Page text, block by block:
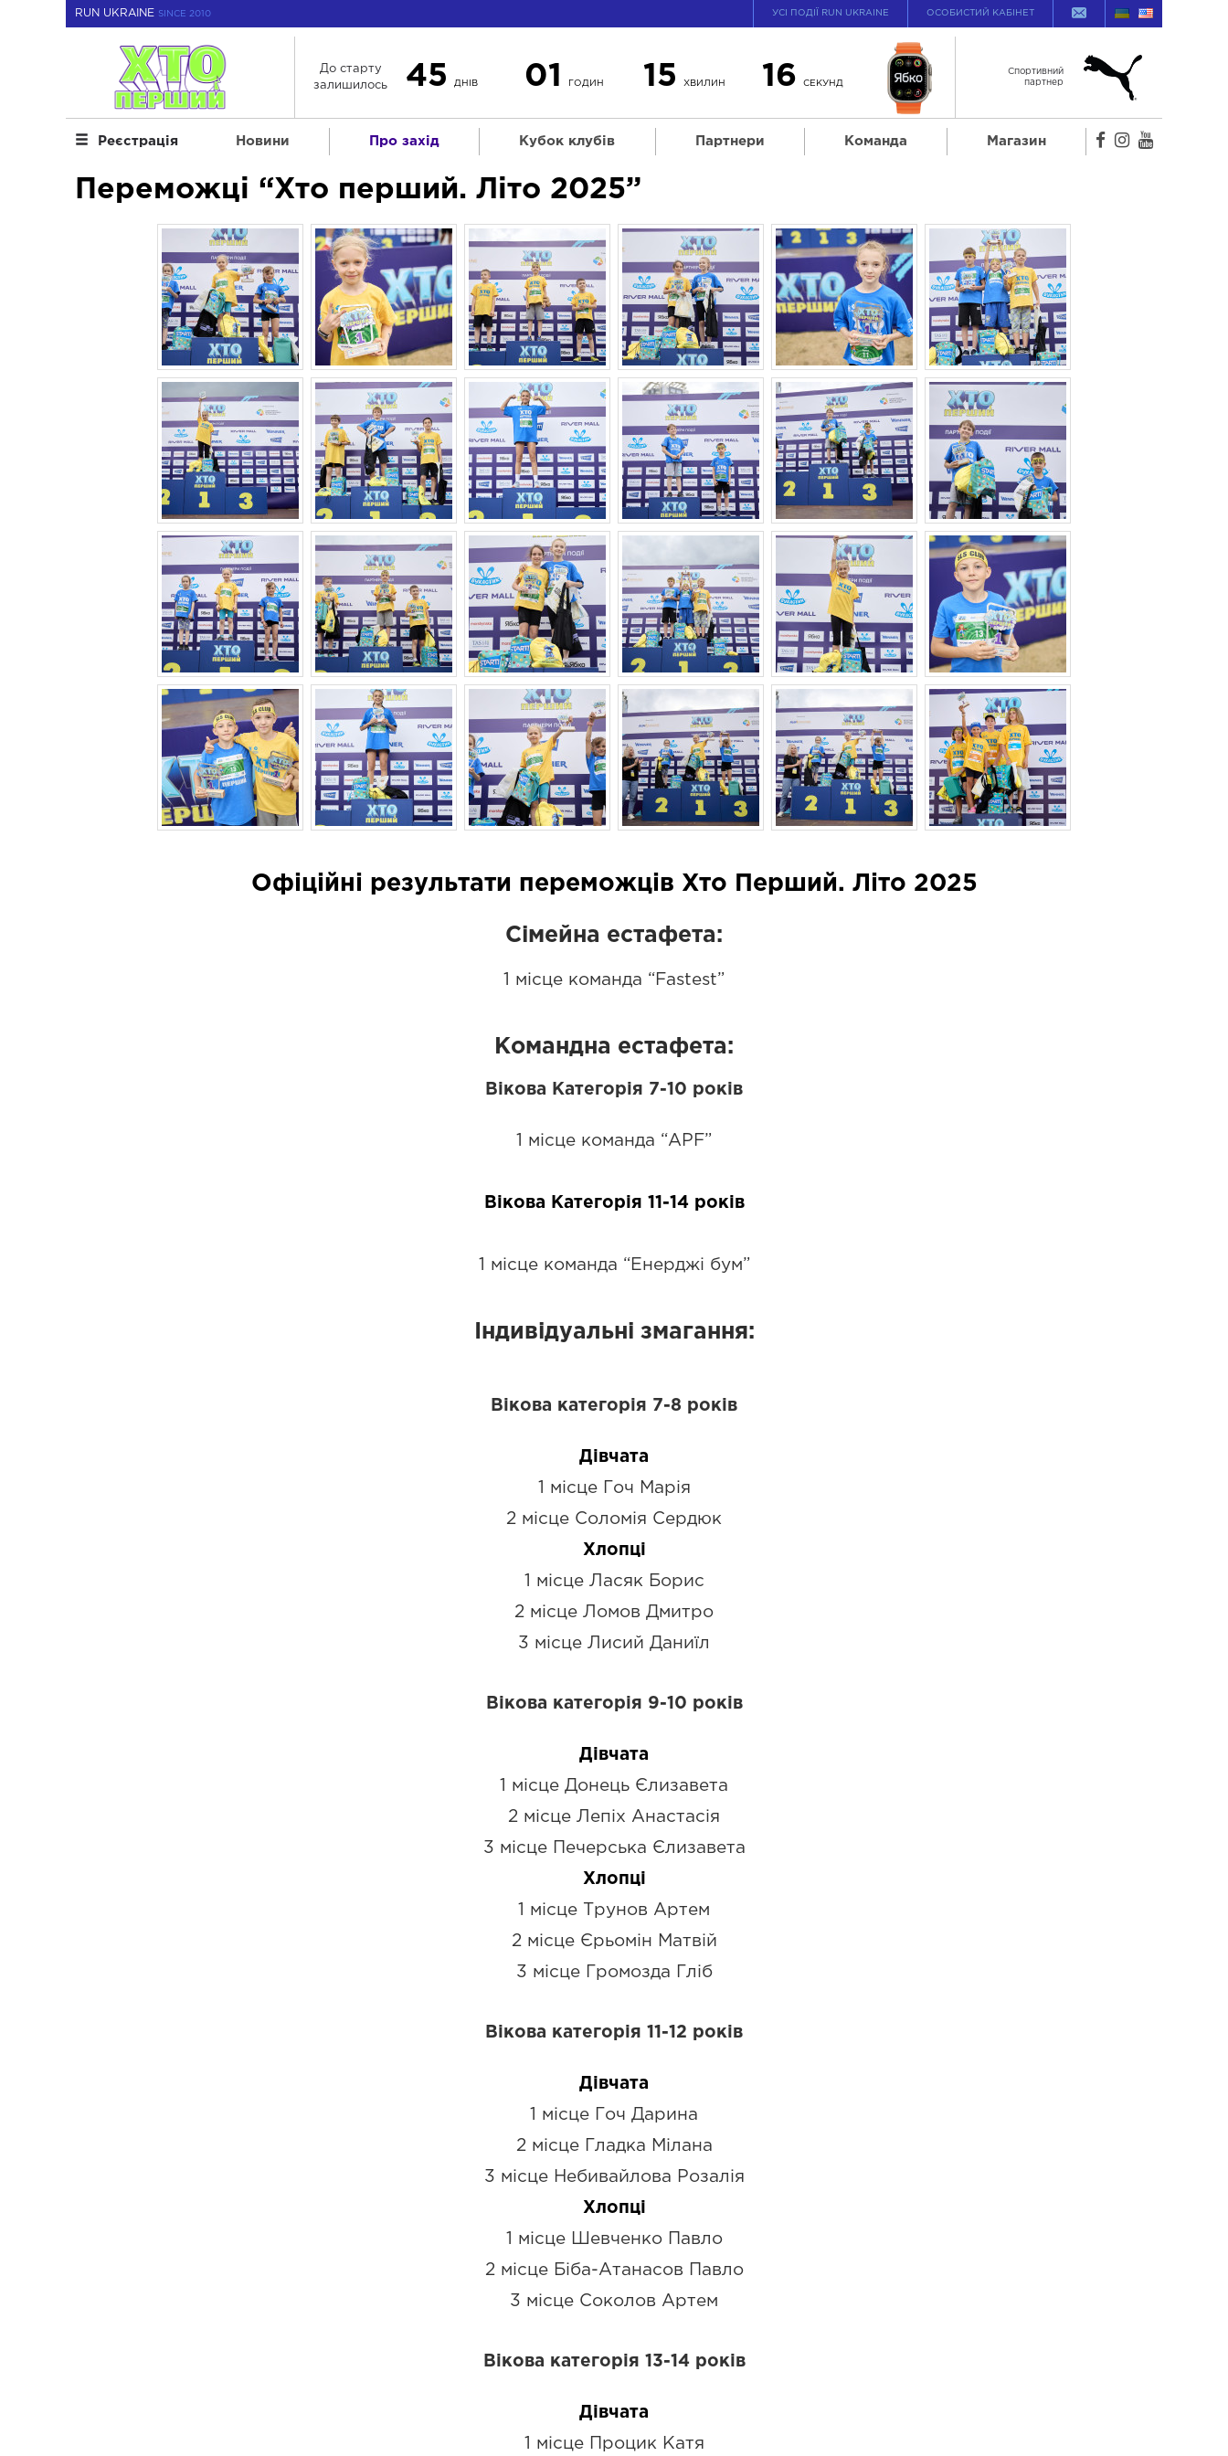
RUN UKRAINE SINCE 2010 УСІ ПОДІЇ RUN UKRAINE ОСОБИСТИЙ КАБІНЕТ
До старту
залишилось
45ДНІВ 01ГОДИН 15ХВИЛИН 15СЕКУНД
Спортивний
партнер
Реєстрація Новини Про захід Кубок клубів Партнери Команда Магазин
Переможці “Хто перший. Літо 2025”
Офіційні результати переможців Хто Перший. Літо 2025
Сімейна естафета:
1 місце команда “Fastest”
Командна естафета:
Вікова Категорія 7-10 років
1 місце команда “APF”
Вікова Категорія 11-14 років
1 місце команда “Енерджі бум”
Індивідуальні змагання:
Вікова категорія 7-8 років
Дівчата
1 місце Гоч Марія
2 місце Соломія Сердюк
Хлопці
1 місце Ласяк Борис
2 місце Ломов Дмитро
3 місце Лисий Даниїл
Вікова категорія 9-10 років
Дівчата
1 місце Донець Єлизавета
2 місце Лепіх Анастасія
3 місце Печерська Єлизавета
Хлопці
1 місце Трунов Артем
2 місце Єрьомін Матвій
3 місце Громозда Гліб
Вікова категорія 11-12 років
Дівчата
1 місце Гоч Дарина
2 місце Гладка Мілана
3 місце Небивайлова Розалія
Хлопці
1 місце Шевченко Павло
2 місце Біба-Атанасов Павло
3 місце Соколов Артем
Вікова категорія 13-14 років
Дівчата
1 місце Процик Катя